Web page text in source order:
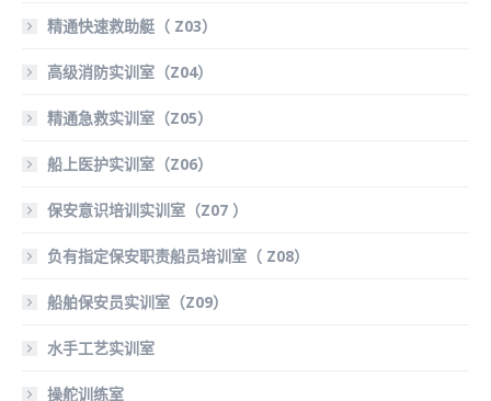
精通快速救助艇（ Z03）
高级消防实训室（Z04）
精通急救实训室（Z05）
船上医护实训室（Z06）
保安意识培训实训室（Z07 ）
负有指定保安职责船员培训室（ Z08）
船舶保安员实训室（Z09）
水手工艺实训室
操舵训练室